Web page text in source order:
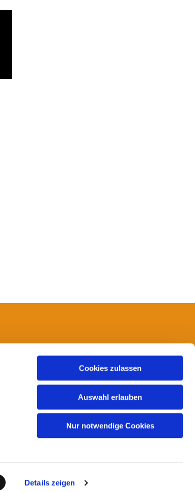
Details zeigen
Cookies zulassen
Auswahl erlauben
Nur notwendige Cookies